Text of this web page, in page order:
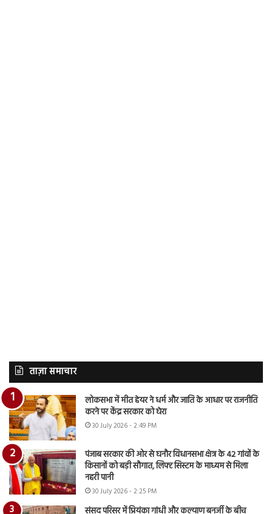
ताज़ा समाचार
लोकसभा में मीत हेयर ने धर्म और जाति के आधार पर राजनीति
करने पर केंद्र सरकार को घेरा
30 July 2026 - 2:49 PM
पंजाब सरकार की ओर से घनौर विधानसभा क्षेत्र के 42 गांवों के
किसानों को बड़ी सौगात, लिफ्ट सिस्टम के माध्यम से मिला
नहरी पानी
30 July 2026 - 2:25 PM